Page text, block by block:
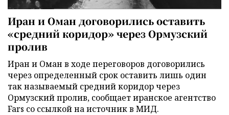
Иран и Оман договорились оставить
«средний коридор» через Ормузский
пролив
Иран и Оман в ходе переговоров договорились
через определенный срок оставить лишь один
так называемый средний коридор через
Ормузский пролив, сообщает иранское агентство
Fars со ссылкой на источник в МИД.